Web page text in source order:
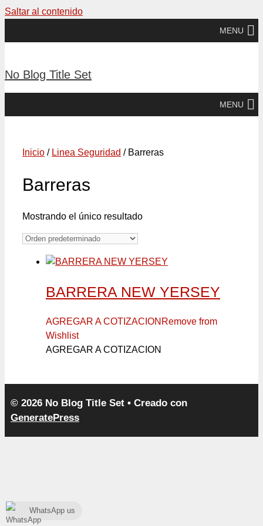
Saltar al contenido
MENU
No Blog Title Set
MENU
Inicio / Linea Seguridad / Barreras
Barreras
Mostrando el único resultado
BARRERA NEW YERSEY
AGREGAR A COTIZACION Remove from
Wishlist
AGREGAR A COTIZACION
© 2026 No Blog Title Set • Creado con
GeneratePress
WhatsApp us